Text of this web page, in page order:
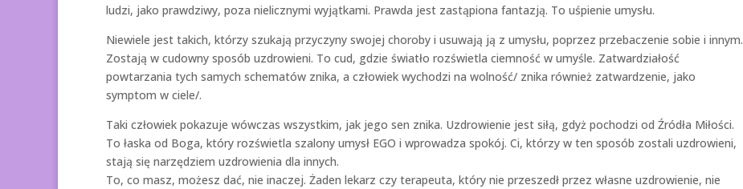
ludzi, jako prawdziwy, poza nielicznymi wyjątkami. Prawda jest zastąpiona fantazją. To uśpienie umysłu.
Niewiele jest takich, którzy szukają przyczyny swojej choroby i usuwają ją z umysłu, poprzez przebaczenie sobie i innym.
Zostają w cudowny sposób uzdrowieni. To cud, gdzie światło rozświetla ciemność w umyśle. Zatwardziałość
powtarzania tych samych schematów znika, a człowiek wychodzi na wolność/ znika również zatwardzenie, jako
symptom w ciele/.
Taki człowiek pokazuje wówczas wszystkim, jak jego sen znika. Uzdrowienie jest siłą, gdyż pochodzi od Źródła Miłości.
To łaska od Boga, który rozświetla szalony umysł EGO i wprowadza spokój. Ci, którzy w ten sposób zostali uzdrowieni,
stają się narzędziem uzdrowienia dla innych.
To, co masz, możesz dać, nie inaczej. Żaden lekarz czy terapeuta, który nie przeszedł przez własne uzdrowienie, nie